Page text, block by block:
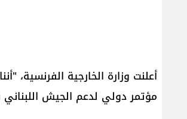
أعلنت وزارة الخارجية الفرنسية،
مؤتمر دولي لدعم الجيش